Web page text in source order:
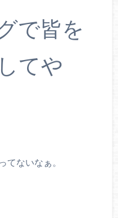
で皆を
てや
てないなぁ。